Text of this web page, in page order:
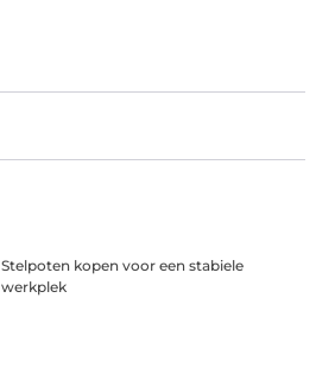
Stelpoten kopen voor een stabiele
werkplek